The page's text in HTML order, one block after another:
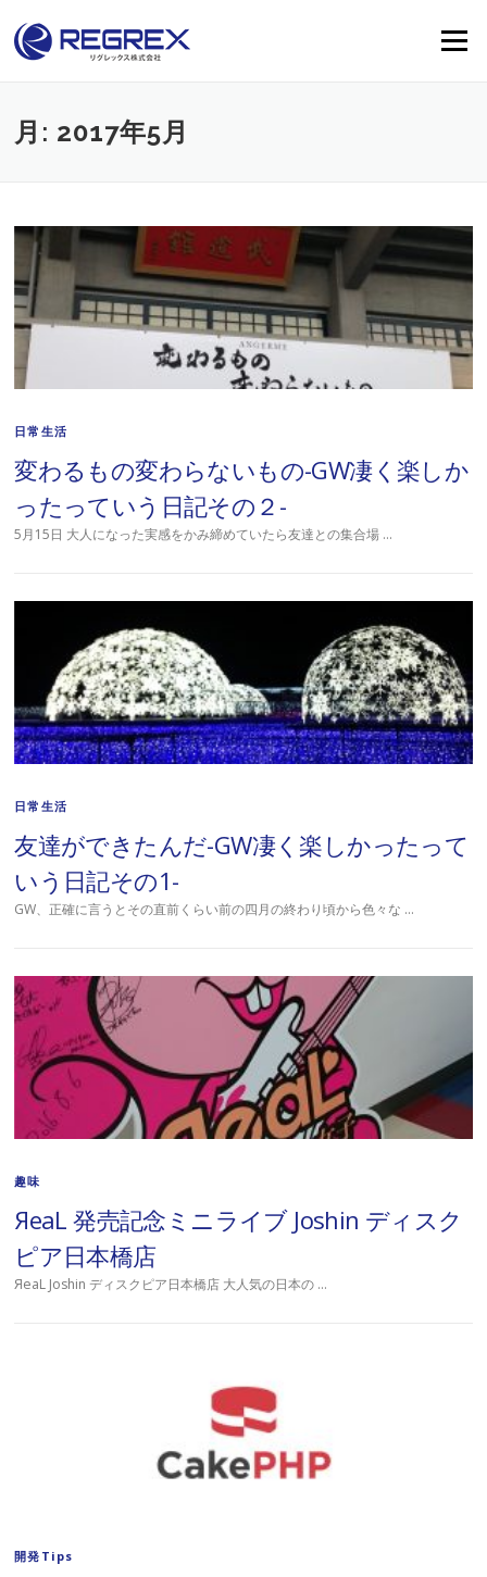
content
Menu
月: 2017年5月
日常生活
変わるもの変わらないもの-GW凄く楽しか
ったっていう日記その２-
5月15日 大人になった実感をかみ締めていたら友達との集合場 …
日常生活
友達ができたんだ-GW凄く楽しかったって
いう日記その1-
GW、正確に言うとその直前くらい前の四月の終わり頃から色々な …
趣味
ЯeaL 発売記念ミニライブ Joshin ディスク
ピア日本橋店
ЯeaL Joshin ディスクピア日本橋店 大人気の日本の …
開発Tips